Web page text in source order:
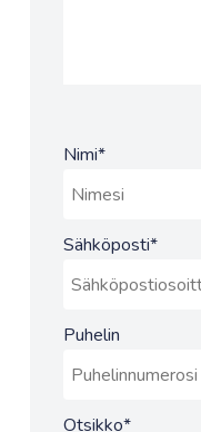
Nimi*
Sähköposti*
Puhelin
Otsikko*